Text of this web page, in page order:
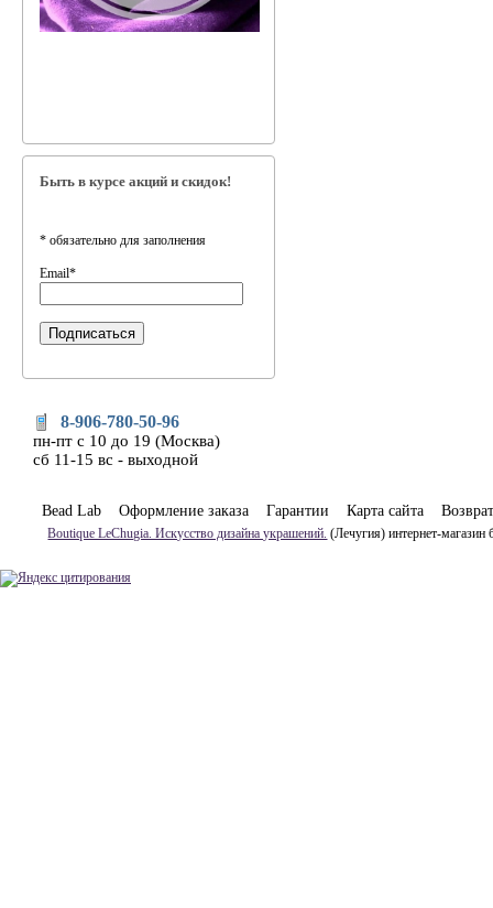
Быть в курсе акций и скидок!
* обязательно для заполнения
Email*
8-906-780-50-96
пн-пт с 10 до 19 (Москва)
сб 11-15 вс - выходной
Bead Lab Оформление заказа Гарантии Карта сайта Возврат
Boutique LeChugia. Искусство дизайна украшений. (Лечугия) интернет-